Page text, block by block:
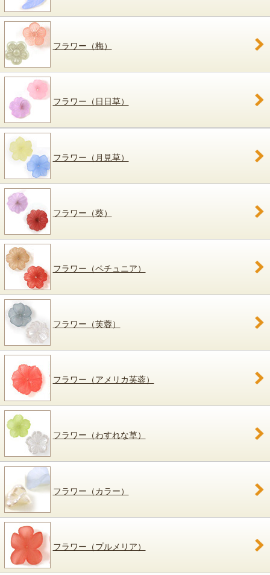
フラワー（梅）
フラワー（日日草）
フラワー（月見草）
フラワー（葵）
フラワー（ペチュニア）
フラワー（芙蓉）
フラワー（アメリカ芙蓉）
フラワー（わすれな草）
フラワー（カラー）
フラワー（プルメリア）